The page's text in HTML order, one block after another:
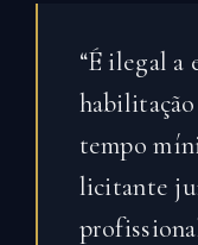
“É ilegal a
tempo
licitante